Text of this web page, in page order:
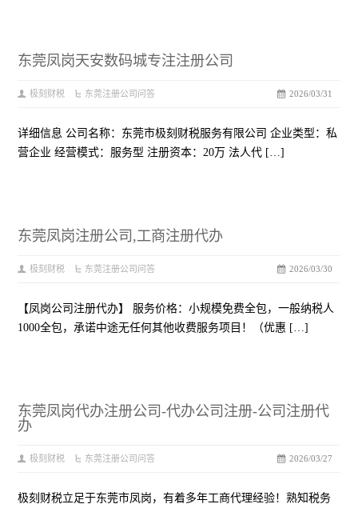
东莞凤岗天安数码城专注注册公司
2026/03/31
极刻财税 东莞注册公司问答
详细信息 公司名称：东莞市极刻财税服务有限公司 企业类型：私
营企业 经营模式：服务型 注册资本：20万 法人代 […]
东莞凤岗注册公司,工商注册代办
2026/03/30
极刻财税 东莞注册公司问答
【凤岗公司注册代办】 服务价格：小规模免费全包，一般纳税人
1000全包，承诺中途无任何其他收费服务项目！（优惠 […]
东莞凤岗代办注册公司-代办公司注册-公司注册代
办
2026/03/27
极刻财税 东莞注册公司问答
极刻财税立足于东莞市凤岗，有着多年工商代理经验！熟知税务